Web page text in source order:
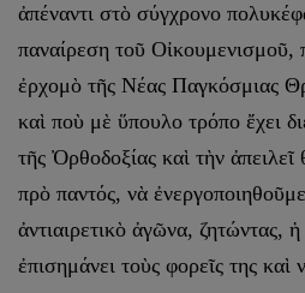
ἀπέναντι στὸ σύγχρονο
παναίρεση τοῦ Οἰκουμενισμοῦ,
ἐρχομὸ τῆς Νέας Παγκόσμιας
καὶ ποὺ μὲ ὕπουλο τρόπο ἔχει
τῆς Ὀρθοδοξίας καὶ τὴν
πρὸ παντός, νὰ
ἀντιαιρετικὸ ἀγῶνα, ζητώντας,
ἐπισημάνει τοὺς φορεῖς της